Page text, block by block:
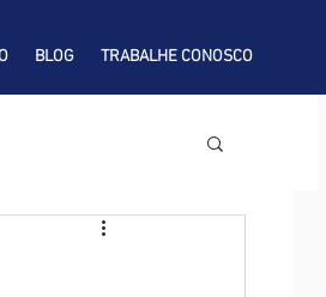
BLOG TRABALHE CONOSCO